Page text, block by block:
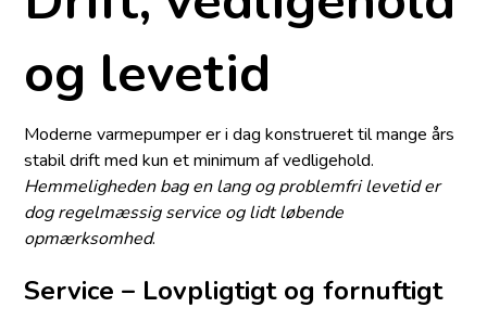
og levetid
Moderne varmepumper er i dag konstrueret til mange års
stabil drift med kun et minimum af vedligehold.
Hemmeligheden bag en lang og problemfri levetid er
dog regelmæssig service og lidt løbende
opmærksomhed.
Service – Lovpligtigt og fornuftigt